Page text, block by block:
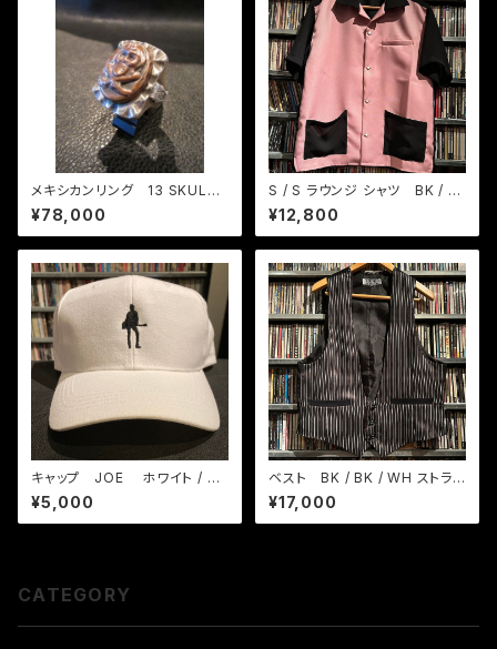
メキシカンリング 13 SKULL
& 13 OWL VINTAGE
¥78,000
S / S ラウンジ シャツ BK / ピ
ンク
¥12,800
キャップ JOE ホワイト / ブ
ラック
¥5,000
ベスト BK / BK / WH ストライ
プ
¥17,000
CATEGORY